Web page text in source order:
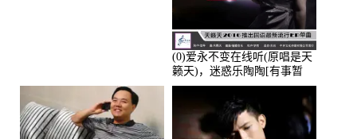
(0)爱永不变在线听(原唱是天
籁天)，迷惑乐陶陶[有事暂
离]演唱点播:27678次